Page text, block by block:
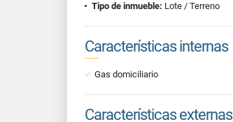
Tipo de inmueble: Lote / Terreno
Características internas
Gas domiciliario
Características externas